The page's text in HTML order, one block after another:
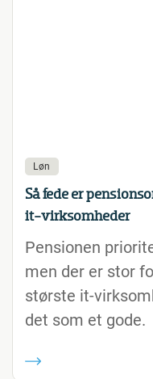
Løn
Så fede er
it-virksomheder
Pensionen
men der er stor
største it-
det som et gode.